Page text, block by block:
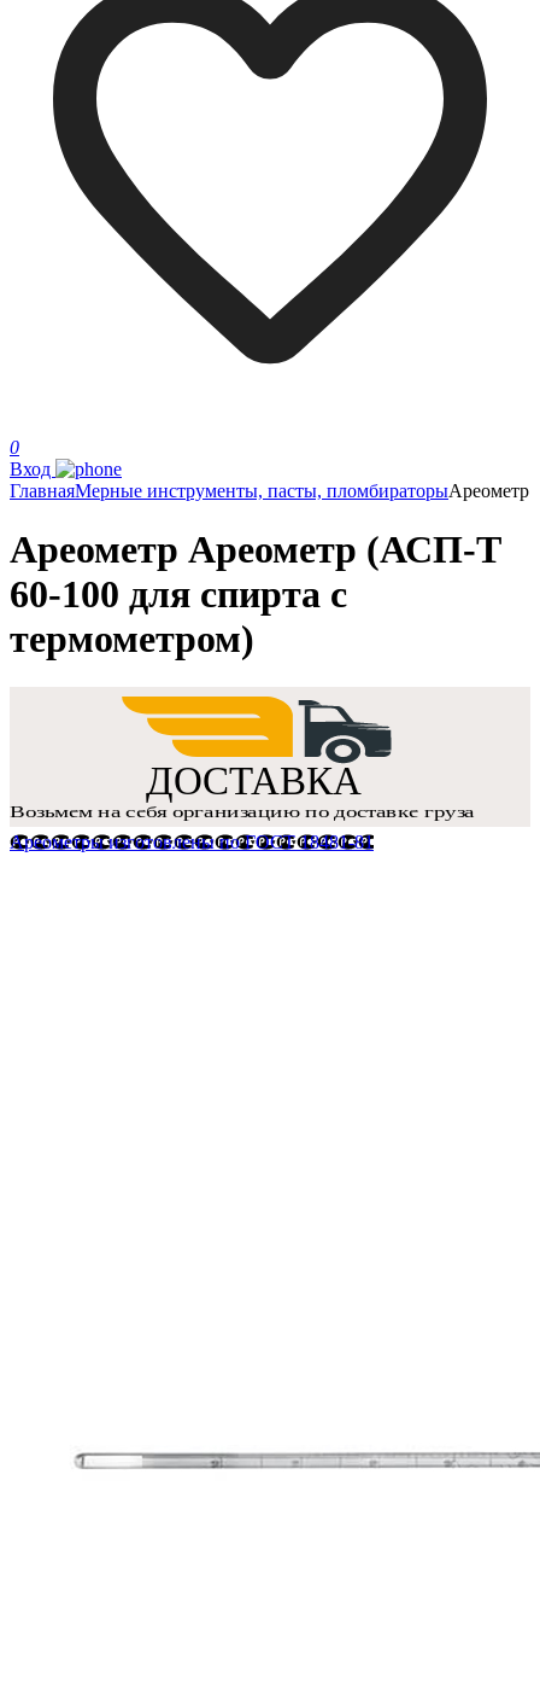
0
Вход
ГлавнаяМерные инструменты, пасты, пломбираторыАреометр
Ареометр Ареометр (АСП-Т
60-100 для спирта с
термометром)
Ареометры изготовлены по ГОСТ 18481-81